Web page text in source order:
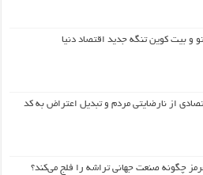
و بیت کوین تنگه جدید اقتصاد دنیا
از نارضایتی مردم و تبدیل اعتراض به کد
چگونه صنعت جهانی تراشه را فلج می‌کند؟